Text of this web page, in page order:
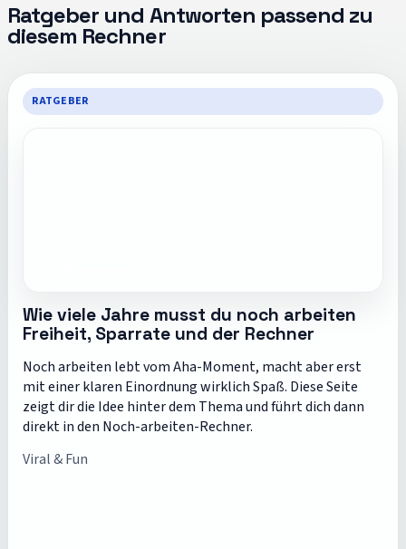
Ratgeber und Antworten passend zu
diesem Rechner
RATGEBER
Wie viele Jahre musst du noch arbeiten
Freiheit, Sparrate und der Rechner
Noch arbeiten lebt vom Aha-Moment, macht aber erst
mit einer klaren Einordnung wirklich Spaß. Diese Seite
zeigt dir die Idee hinter dem Thema und führt dich dann
direkt in den Noch-arbeiten-Rechner.
Viral & Fun